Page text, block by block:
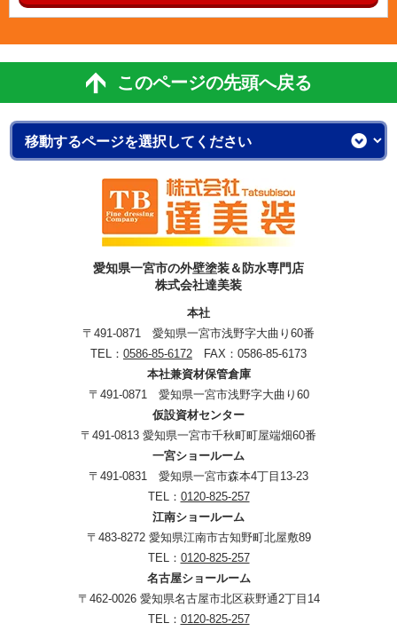
このページの先頭へ戻る
愛知県一宮市の外壁塗装＆防水専門店
株式会社達美装
本社
〒491-0871 愛知県一宮市浅野字大曲り60番
TEL： 0586-85-6172 FAX：0586-85-6173
本社兼資材保管倉庫
〒491-0871 愛知県一宮市浅野字大曲り60
仮設資材センター
〒491-0813 愛知県一宮市千秋町町屋端畑60番
一宮ショールーム
〒491-0831 愛知県一宮市森本4丁目13-23
TEL： 0120-825-257
江南ショールーム
〒483-8272 愛知県江南市古知野町北屋敷89
TEL： 0120-825-257
名古屋ショールーム
〒462-0026 愛知県名古屋市北区萩野通2丁目14
TEL： 0120-825-257